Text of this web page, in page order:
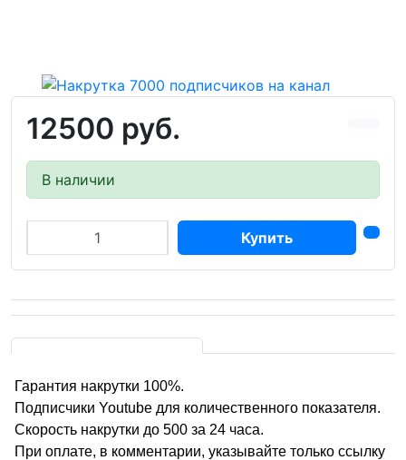
12500 руб.
В наличии
Купить
Гарантия накрутки 100%.
Подписчики Youtube для количественного показателя.
Скорость накрутки до 500 за 24 часа.
При оплате, в комментарии, указывайте только ссылку